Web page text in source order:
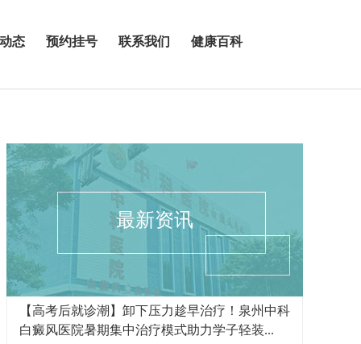
态 预约挂号 联系我们 健康百科
最新资讯
【高考后就诊潮】卸下压力趁早治疗！泉州中科
白癜风医院暑期集中治疗模式助力学子轻装...